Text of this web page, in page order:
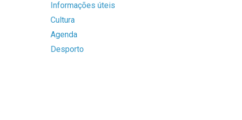
Informações úteis
Cultura
Agenda
Desporto